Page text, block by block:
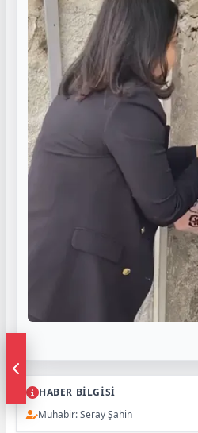
HABER BİLGİSİ
Muhabir: Seray Şahin